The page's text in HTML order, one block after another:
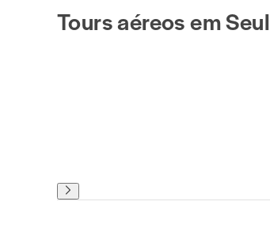
Tours aéreos em Seul